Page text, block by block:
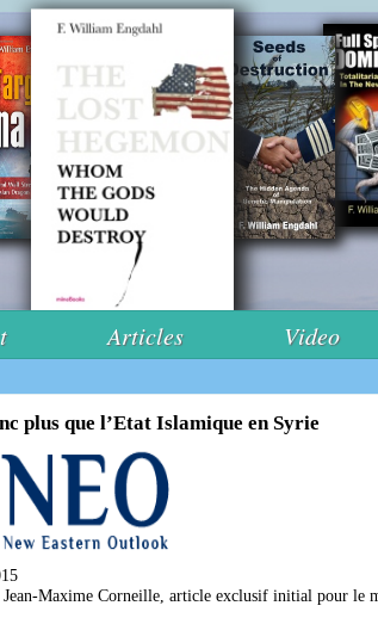
Articles Video
plus que l’Etat Islamique en Syrie
Maxime Corneille, article exclusif initial pour le